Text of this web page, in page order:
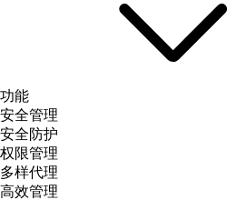
功能
安全管理
安全防护
权限管理
多样代理
高效管理